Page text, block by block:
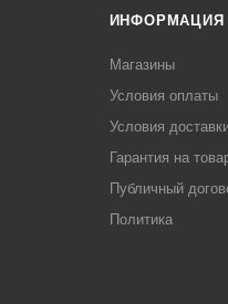
ИНФОРМАЦИЯ
Магазины
Условия оплаты
Условия
Гарантия на
Публичный
Политика